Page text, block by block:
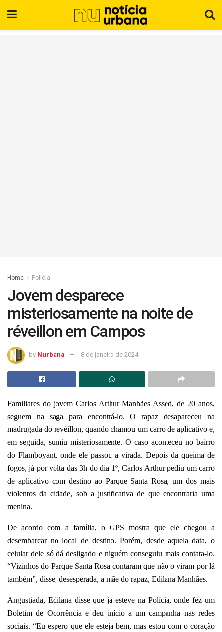
Home Polícia
Jovem desparece
misteriosamente na noite de
réveillon em Campos
by Nurbana 8 de janeiro de 2024
Familiares do jovem Carlos Arthur Manhães Assed, de 20 anos,
seguem na saga para encontrá-lo. O rapaz desapareceu na
madrugada do revéillon, quando chamou um carro de aplicativo e,
em seguida, sumiu misteriosamente. O caso aconteceu no bairro
do Flamboyant, onde ele passou a virada. Depois da queima de
fogos, já por volta das 3h do dia 1º, Carlos Arthur pediu um carro
de aplicativo com destino ao Parque Santa Rosa, um dos mais
violentos da cidade, sob a justificativa de que encontraria uma
menina.
De acordo com a família, o GPS mostra que ele chegou a
desembarcar no local de destino. Porém, desde aquela data, o
celular dele só dá desligado e niguém conseguiu mais contata-lo.
“Vizinhos do Parque Santa Rosa contaram que não o viram por lá
também”, disse, desesperada, a mãe do rapaz, Edilana Manhães.
Angustiada, Edilana disse que já esteve na Polícia, onde fez um
Boletim de Ocorrência e deu início a um campanha nas redes
sociais. “Eu espero que ele esteja bem, mas estou com o coração